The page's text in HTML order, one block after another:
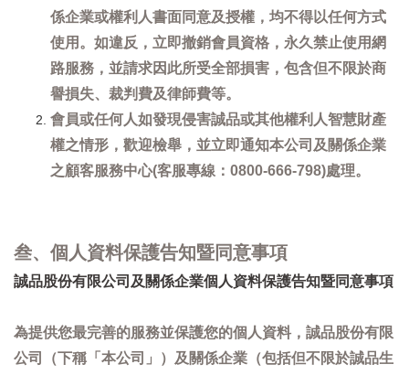
係企業或權利人書面同意及授權，均不得以任何方式
使用。如違反，立即撤銷會員資格，永久禁止使用網
路服務，並請求因此所受全部損害，包含但不限於商
譽損失、裁判費及律師費等。
會員或任何人如發現侵害誠品或其他權利人智慧財產
權之情形，歡迎檢舉，並立即通知本公司及關係企業
之顧客服務中心(客服專線：0800-666-798)處理。
叁、個人資料保護告知暨同意事項
誠品股份有限公司及關係企業個人資料保護告知暨同意事項
為提供您最完善的服務並保護您的個人資料，誠品股份有限
公司（下稱「本公司」）及關係企業（包括但不限於誠品生